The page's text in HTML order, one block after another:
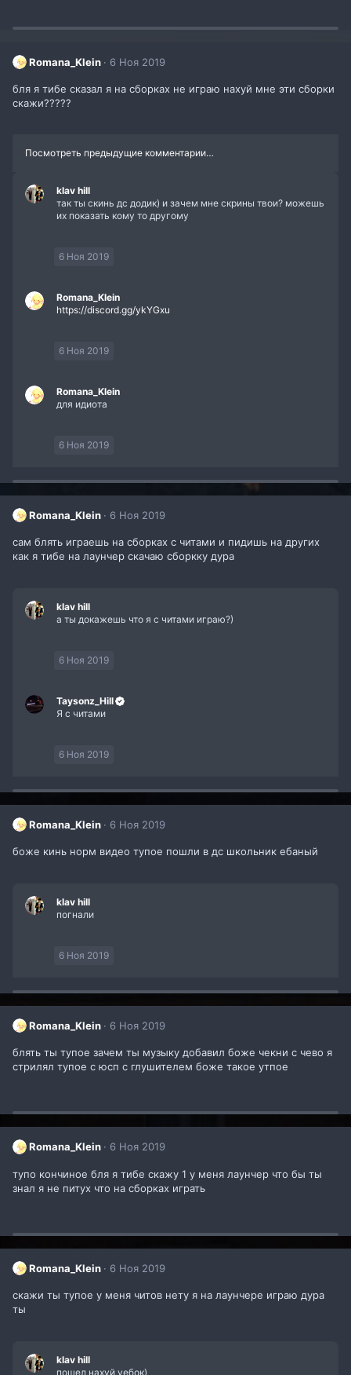
Romana_Klein 6 Ноя 2019
бля я тибе сказал я на сборках не играю нахуй мне эти сборки
скажи?????
Посмотреть предыдущие комментарии…
klav hill
так ты скинь дс додик) и зачем мне скрины твои? можешь
их показать кому то другому
6 Ноя 2019
Romana_Klein
https://discord.gg/ykYGxu
6 Ноя 2019
Romana_Klein
для идиота
6 Ноя 2019
Romana_Klein 6 Ноя 2019
сам блять играешь на сборках с читами и пидишь на других
как я тибе на лаунчер скачаю сборкку дура
klav hill
а ты докажешь что я с читами играю?)
6 Ноя 2019
Taysonz_Hill
Я с читами
6 Ноя 2019
Romana_Klein 6 Ноя 2019
боже кинь норм видео тупое пошли в дс школьник ебаный
klav hill
погнали
6 Ноя 2019
Romana_Klein 6 Ноя 2019
блять ты тупое зачем ты музыку добавил боже чекни с чево я
стрилял тупое с юсп с глушителем боже такое утпое
Romana_Klein 6 Ноя 2019
тупо кончиное бля я тибе скажу 1 у меня лаунчер что бы ты
знал я не питух что на сборках играть
Romana_Klein 6 Ноя 2019
скажи ты тупое у меня читов нету я на лаунчере играю дура
ты
klav hill
пошел нахуй уебок)